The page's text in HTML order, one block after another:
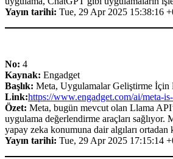
Yayın tarihi: Tue, 29 Apr 2025 15:38:16
No: 4
Kaynak: Engadget
Başlık: Meta, Uygulamalar Geliştirme İçin
Link:https://www.engadget.com/ai/meta-
Özet: Meta, bugün mevcut olan Llama
uygulama değerlendirme araçları
yapay zeka konumuna dair algıları
Yayın tarihi: Tue, 29 Apr 2025 17:15:14